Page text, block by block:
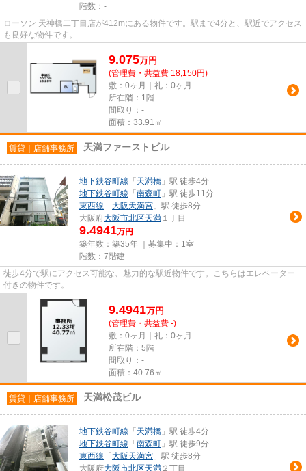
階数：-
ローソン 天神橋二丁目店が412mにある物件です。駅まで4分と、駅近でアクセス
も良好な物件です。
9.075万円
(管理費・共益費 18,150円)
敷：0ヶ月｜礼：0ヶ月
所在階：1階
間取り：-
面積：33.91㎡
賃貸｜店舗事務所 天満ファーストビル
地下鉄谷町線 「 天満橋 」駅 徒歩4分
地下鉄谷町線 「 南森町 」駅 徒歩11分
東西線 「 大阪天満宮 」駅 徒歩8分
大阪府大阪市北区天満 １丁目
9.4941万円
築年数：築35年 ｜募集中： 1室
階数：7階建
徒歩4分で駅にアクセス可能な、魅力的な駅近物件です。こちらはエレベーター
付きの物件です。
9.4941万円
(管理費・共益費 -)
敷：0ヶ月｜礼：0ヶ月
所在階：5階
間取り：-
面積：40.76㎡
賃貸｜店舗事務所 天満松茂ビル
地下鉄谷町線 「 天満橋 」駅 徒歩4分
地下鉄谷町線 「 南森町 」駅 徒歩9分
東西線 「 大阪天満宮 」駅 徒歩8分
大阪府大阪市北区天満 ２丁目